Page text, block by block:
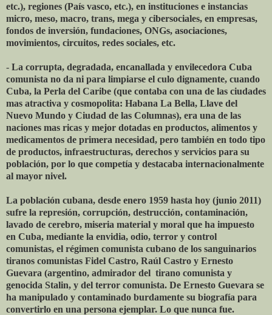
etc.), regiones (País vasco, etc.), en instituciones e instancias
micro, meso, macro, trans, mega y cibersociales, en empresas,
fondos de inversión, fundaciones, ONGs, asociaciones,
movimientos, circuitos, redes sociales, etc.
- La corrupta, degradada, encanallada y envilecedora Cuba
comunista no da ni para limpiarse el culo dignamente, cuando
Cuba, la Perla del Caribe (que contaba con una de las ciudades
mas atractiva y cosmopolita: Habana La Bella, Llave del
Nuevo Mundo y Ciudad de las Columnas), era una de las
naciones mas ricas y mejor dotadas en productos, alimentos y
medicamentos de primera necesidad, pero también en todo tipo
de productos, infraestructuras, derechos y servicios para su
población, por lo que competía y destacaba internacionalmente
al mayor nivel.
La población cubana, desde enero 1959 hasta hoy (junio 2011)
sufre la represión, corrupción, destrucción, contaminación,
lavado de cerebro, miseria material y moral que ha impuesto
en Cuba, mediante la envidia, odio, terror y control
comunistas, el régimen comunista cubano de los sanguinarios
tiranos comunistas Fidel Castro, Raúl Castro y Ernesto
Guevara (argentino, admirador del tirano comunista y
genocida Stalin, y del terror comunista. De Ernesto Guevara se
ha manipulado y contaminado burdamente su biografía para
convertirlo en una persona ejemplar. Lo que nunca fue.